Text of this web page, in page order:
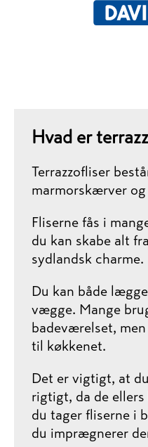
Hvad er
Terrazzofliser
marmorskærver
Fliserne fås i
du kan skabe alt
sydlandsk charme.
Du kan både
vægge. Mange
badeværelset,
til køkkenet.
Det er vigtigt, at
rigtigt, da de ellers
du tager fliserne i
du imprægnerer